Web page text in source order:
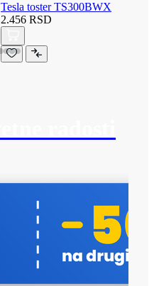
Tesla toster TS300BWX
2.456 RSD